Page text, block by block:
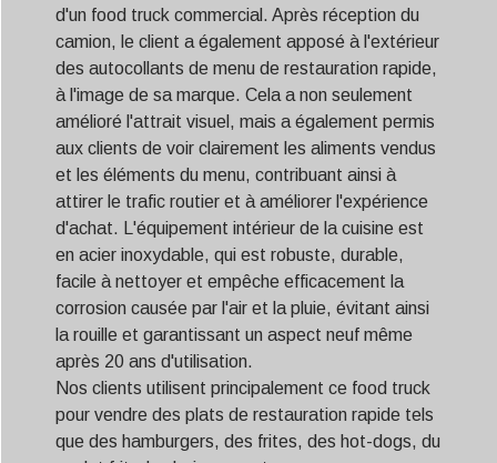
d'un food truck commercial. Après réception du
camion, le client a également apposé à l'extérieur
des autocollants de menu de restauration rapide,
à l'image de sa marque. Cela a non seulement
amélioré l'attrait visuel, mais a également permis
aux clients de voir clairement les aliments vendus
et les éléments du menu, contribuant ainsi à
attirer le trafic routier et à améliorer l'expérience
d'achat. L'équipement intérieur de la cuisine est
en acier inoxydable, qui est robuste, durable,
facile à nettoyer et empêche efficacement la
corrosion causée par l'air et la pluie, évitant ainsi
la rouille et garantissant un aspect neuf même
après 20 ans d'utilisation.
Nos clients utilisent principalement ce food truck
pour vendre des plats de restauration rapide tels
que des hamburgers, des frites, des hot-dogs, du